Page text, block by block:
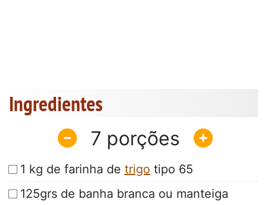
Ingredientes
7
1 kg de farinha de trigo tipo 65
125grs de banha branca ou manteiga